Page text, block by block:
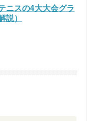
ニスの4大大会グラ
）